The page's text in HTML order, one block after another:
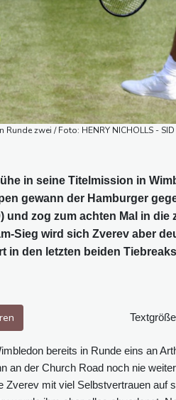
zwei / Foto: HENRY NICHOLLS - SID
in seine Titelmission in
gewann der Hamburger
und zog zum achten Mal in
Sieg wird sich Zverev aber
in den letzten beiden
bereits in Runde eins an
an der Church Road noch nie
Zverev mit viel Selbstvertrauen auf